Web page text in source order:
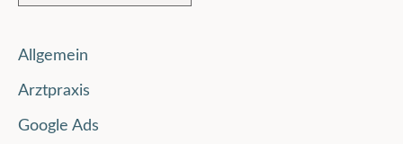
Allgemein
Arztpraxis
Google Ads